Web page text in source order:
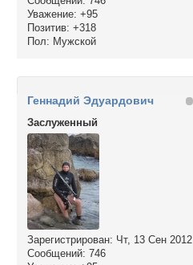
Уважение: +95
Позитив: +318
Пол: Мужской
Геннадий Эдуардович
Заслуженный
Зарегистрирован: Чт, 13 Сен 2012
Сообщений: 746